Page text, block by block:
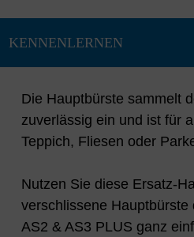
Die Hauptbürste sammelt
zuverlässig ein und ist für
Teppich, Fliesen oder
Nutzen Sie diese Ersatz-
verschlissene Hauptbürste
AS2 & AS3 PLUS ganz